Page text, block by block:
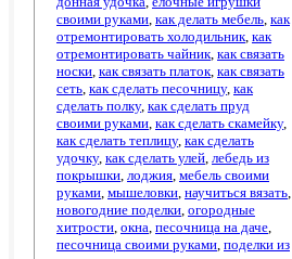
своими руками, как делать мебель, как
отремонтировать холодильник, как
отремонтировать чайник, как связать
носки, как связать платок, как связать
сеть, как сделать песочницу, как
сделать полку, как сделать пруд
своими руками, как сделать скамейку,
как сделать теплицу, как сделать
удочку, как сделать улей, лебедь из
покрышки, лоджия, мебель своими
руками, мышеловки, научиться вязать,
новогодние поделки, огородные
хитрости, окна, песочница на даче,
песочница своими руками, поделки из